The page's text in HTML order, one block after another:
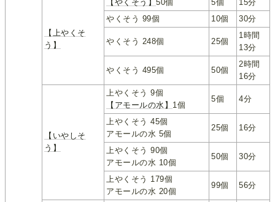
【上やくそ
う】
【やくそう】50個 5個
15分
やくそう 99個
10個 30分
やくそう 248個 25個
1時間
13分
やくそう 495個 50個
2時間
16分
【いやしそ
う】
上やくそう 9個
【アモールの水】 1個
5個 4分
上やくそう 45個
アモールの水 5個
25個 16分
上やくそう 90個
アモールの水 10個
50個 30分
上やくそう 179個
アモールの水 20個
99個 56分